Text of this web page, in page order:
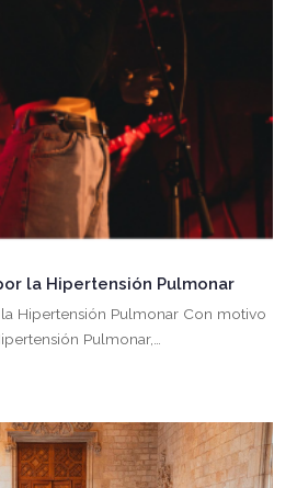
la Hipertensión Pulmonar
Hipertensión Pulmonar Con motivo
Pulmonar,…